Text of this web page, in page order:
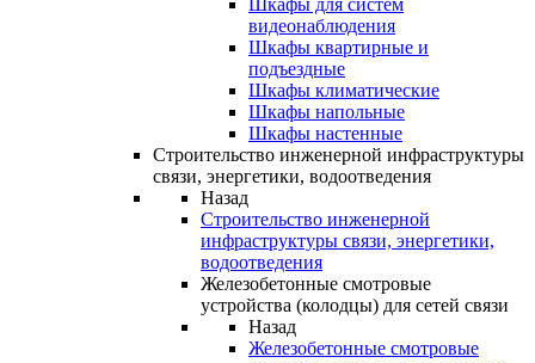
Шкафы для систем
видеонаблюдения
Шкафы квартирные и
подъездные
Шкафы климатические
Шкафы напольные
Шкафы настенные
Строительство инженерной инфраструктуры
связи, энергетики, водоотведения
Назад
Строительство инженерной
инфраструктуры связи, энергетики,
водоотведения
Железобетонные смотровые
устройства (колодцы) для сетей связи
Назад
Железобетонные смотровые